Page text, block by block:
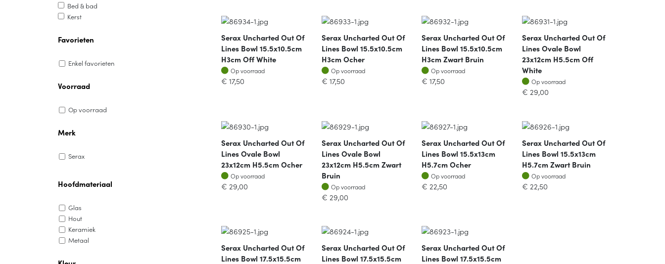
Bed & bad
Kerst
Favorieten
Enkel favorieten
Voorraad
Op voorraad
Merk
Serax
Hoofdmateriaal
Glas
Hout
Keramiek
Metaal
Serax Uncharted Out Of
Lines Bowl 15.5x10.5cm
H3cm Off White
Op voorraad
Op voorraad
€ 17,50
Serax Uncharted Out Of
Lines Bowl 15.5x10.5cm
H3cm Ocher
Op voorraad
Op voorraad
€ 17,50
Serax Uncharted Out Of
Lines Bowl 15.5x10.5cm
H3cm Zwart Bruin
Op voorraad
Op voorraad
€ 17,50
Serax Uncharted Out Of
Lines Ovale Bowl
23x12cm H5.5cm Off
White
Op voorraad
Op voorraad
€ 29,00
Serax Uncharted Out Of
Lines Ovale Bowl
23x12cm H5.5cm Ocher
Op voorraad
Op voorraad
€ 29,00
Serax Uncharted Out Of
Lines Ovale Bowl
23x12cm H5.5cm Zwart
Bruin
Op voorraad
Op voorraad
€ 29,00
Serax Uncharted Out Of
Lines Bowl 15.5x13cm
H5.7cm Ocher
Op voorraad
Op voorraad
€ 22,50
Serax Uncharted Out Of
Lines Bowl 15.5x13cm
H5.7cm Zwart Bruin
Op voorraad
Op voorraad
€ 22,50
Serax Uncharted Out Of
Lines Bowl 17.5x15.5cm
Serax Uncharted Out Of
Lines Bowl 17.5x15.5cm
Serax Uncharted Out Of
Lines Bowl 17.5x15.5cm